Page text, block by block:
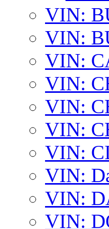
VIN:
VIN:
VIN:
VIN:
VIN:
VIN:
VIN:
VIN:
VIN:
VIN: